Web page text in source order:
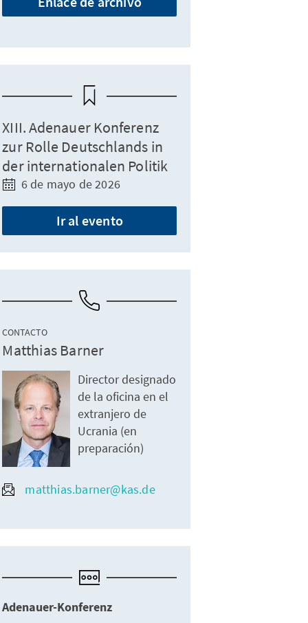
XIII. Adenauer Konferenz
zur Rolle Deutschlands in
der internationalen Politik
6 de mayo de 2026
Ir al evento
CONTACTO
Matthias Barner
Director designado
de la oficina en el
extranjero de
Ucrania (en
preparación)
matthias.barner@kas.de
Adenauer-Konferenz